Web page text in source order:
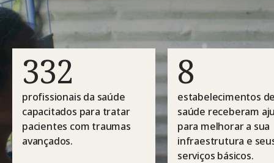
332
profissionais da saúde
capacitados para tratar
pacientes com traumas
avançados.
8
estabelecimentos
saúde receberam
para melhorar a sua
infraestrutura e
serviços básicos.